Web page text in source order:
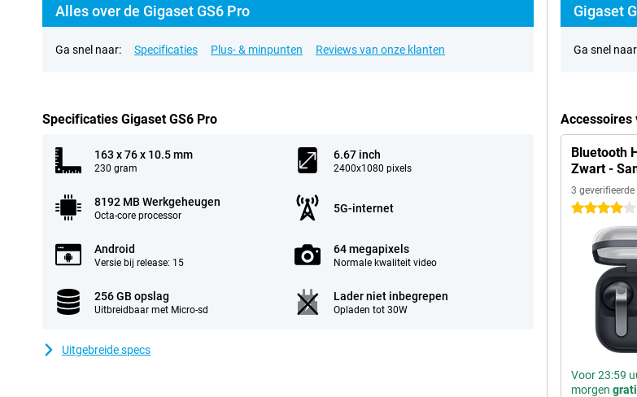
Alles over de Gigaset GS6 Pro
Ga snel naar: Specificaties Plus- & minpunten Reviews van onze klanten
Specificaties Gigaset GS6 Pro
163 x 76 x 10.5 mm
230 gram
6.67 inch
2400x1080 pixels
8192 MB Werkgeheugen
Octa-core processor
5G-internet
Android
Versie bij release: 15
64 megapixels
Normale kwaliteit video
256 GB opslag
Uitbreidbaar met Micro-sd
Lader niet inbegrepen
Opladen tot 30W
Uitgebreide specs
Gigaset
Ga snel
Accessoires
Bluetooth
Zwart -
3 geverifieerde
4 sterren
Voor 23:59
morgen